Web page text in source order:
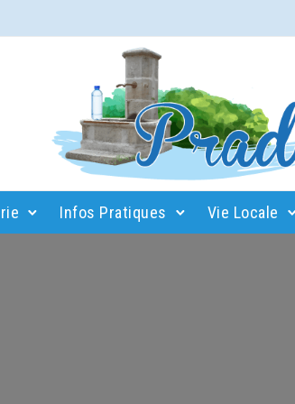
Infos Pratiques Vie Locale